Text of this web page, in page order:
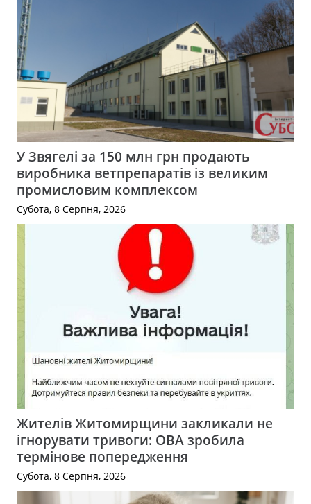
У Звягелі за 150 млн грн продають
виробника ветпрепаратів із великим
промисловим комплексом
Субота, 8 Серпня, 2026
Жителів Житомирщини закликали не
ігнорувати тривоги: ОВА зробила
термінове попередження
Субота, 8 Серпня, 2026